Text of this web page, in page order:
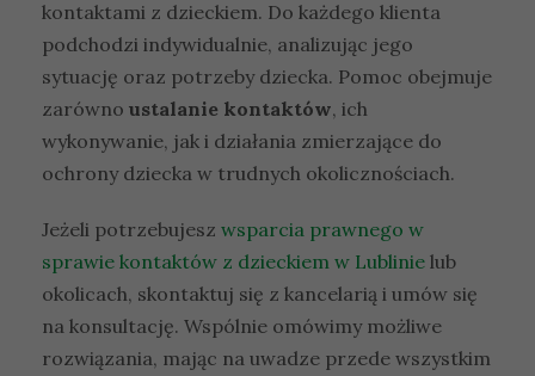
kontaktami z dzieckiem. Do każdego klienta
podchodzi indywidualnie, analizując jego
sytuację oraz potrzeby dziecka. Pomoc obejmuje
zarówno ustalanie kontaktów, ich
wykonywanie, jak i działania zmierzające do
ochrony dziecka w trudnych okolicznościach.
Jeżeli potrzebujesz wsparcia prawnego w
sprawie kontaktów z dzieckiem w Lublinie lub
okolicach, skontaktuj się z kancelarią i umów się
na konsultację. Wspólnie omówimy możliwe
rozwiązania, mając na uwadze przede wszystkim